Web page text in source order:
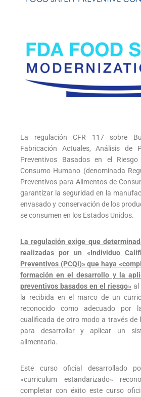
La regulación CFR 117 sobre
Fabricación Actuales, Análisis de
Preventivos Basados en el
Consumo Humano (denominada
Preventivos para Alimentos de
garantizar la seguridad en la
envasado y conservación de los
se consumen en los Estados Unidos.
La regulación exige que
realizadas por un «Individuo
Preventivos (PCQi)» que haya
formación en el desarrollo y la
preventivos basados en el riesgo» al
la recibida en el marco de un
reconocido como adecuado por
cualificada de otro modo a través de
para desarrollar y aplicar un
alimentaria.
Este curso oficial desarrollado
«curriculum estandarizado»
completar con éxito este curso